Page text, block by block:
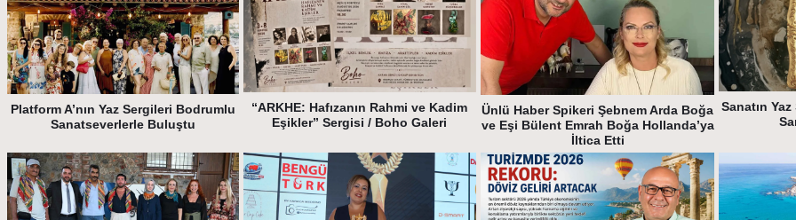
Platform A’nın Yaz Sergileri Bodrumlu
Sanatseverlerle Buluştu
“ARKHE: Hafızanın Rahmi ve Kadim
Eşikler” Sergisi / Boho Galeri
Ünlü Haber Spikeri Şebnem Arda Boğa
ve Eşi Bülent Emrah Boğa Hollanda’ya
İltica Etti
Sanatın